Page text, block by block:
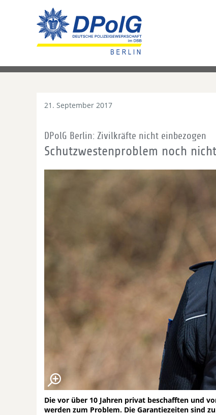
21. September 2017
DPolG Berlin: Zivilkräfte nicht einbezogen
Schutzwestenproblem noch
Die vor über 10 Jahren privat beschafften und
werden zum Problem. Die Garantiezeiten sind